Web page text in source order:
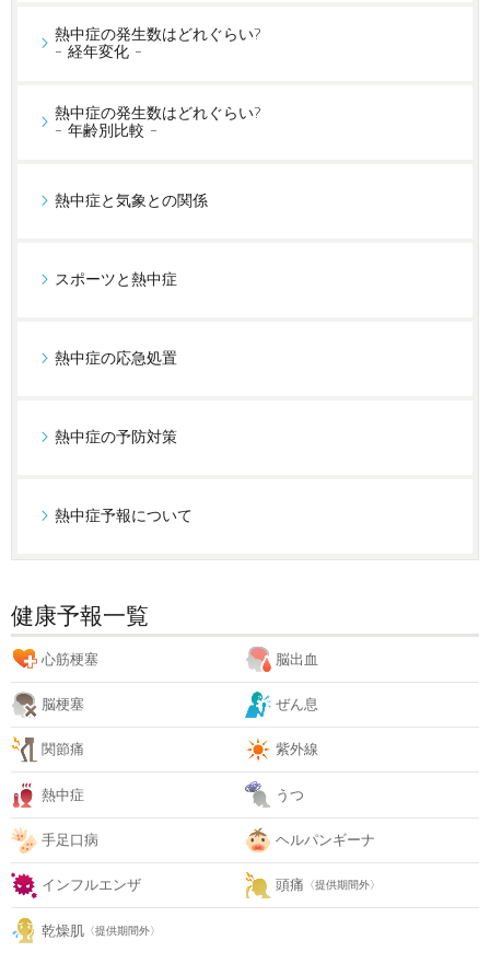
熱中症の発生数はどれぐらい?
- 経年変化 -
熱中症の発生数はどれぐらい?
- 年齢別比較 -
熱中症と気象との関係
スポーツと熱中症
熱中症の応急処置
熱中症の予防対策
熱中症予報について
健康予報一覧
心筋梗塞 脳出血
脳梗塞 ぜん息
関節痛 紫外線
熱中症 うつ
手足口病 ヘルパンギーナ
インフルエンザ 頭痛 〈提供期間外〉
乾燥肌 〈提供期間外〉